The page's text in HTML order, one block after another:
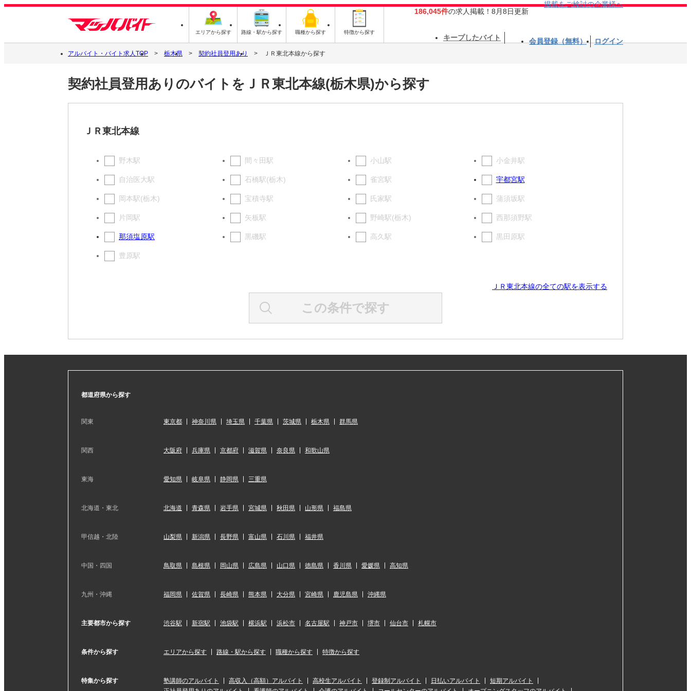
エリアから探す 路線・駅から探す 職種から探す 特徴から探す
186,045件の求人掲載！8月8日更新
掲載をご検討の企業様へ
キープしたバイト 会員登録（無料） ログイン
アルバイト・バイト求人TOP 栃木県 契約社員登用あり ＪＲ東北本線から探す
契約社員登用ありのバイトをＪＲ東北本線(栃木県)から探す
ＪＲ東北本線
野木駅 間々田駅 小山駅 小金井駅
自治医大駅 石橋駅(栃木) 雀宮駅 宇都宮駅
岡本駅(栃木) 宝積寺駅 氏家駅 蒲須坂駅
片岡駅 矢板駅 野崎駅(栃木) 西那須野駅
那須塩原駅 黒磯駅 高久駅 黒田原駅
豊原駅
ＪＲ東北本線の全ての駅を表示する
この条件で探す
都道府県から探す
関東 東京都 神奈川県 埼玉県 千葉県 茨城県 栃木県 群馬県
関西 大阪府 兵庫県 京都府 滋賀県 奈良県 和歌山県
東海 愛知県 岐阜県 静岡県 三重県
北海道・東北 北海道 青森県 岩手県 宮城県 秋田県 山形県 福島県
甲信越・北陸 山梨県 新潟県 長野県 富山県 石川県 福井県
中国・四国 鳥取県 島根県 岡山県 広島県 山口県 徳島県 香川県 愛媛県 高知県
九州・沖縄 福岡県 佐賀県 長崎県 熊本県 大分県 宮崎県 鹿児島県 沖縄県
主要都市から探す 渋谷駅 新宿駅 池袋駅 横浜駅 浜松市 名古屋駅 神戸市 堺市 仙台市 札幌市
条件から探す エリアから探す 路線・駅から探す 職種から探す 特徴から探す
特集から探す 塾講師のアルバイト 高収入（高額）アルバイト 高校生アルバイト 登録制アルバイト 日払いアルバイト
短期アルバイト